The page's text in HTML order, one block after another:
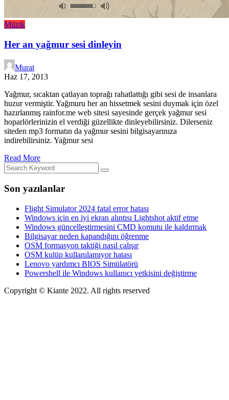
Müzik
Her an yağmur sesi dinleyin
Murat
Haz 17, 2013
Yağmur, sıcaktan çatlayan toprağı rahatlattığı gibi sesi de insanlara
huzur vermiştir. Yağmuru her an hissetmek sesini duymak için özel
hazırlanmış rainfor.me web sitesi sayesinde gerçek yağmur sesi
hoparlörlerinizin el verdiği güzellikte dinleyebilirsiniz. Dilerseniz
siteden mp3 formatın da yağmur sesini bilgisayarınıza
indirebilirsiniz. Yağmur sesi
Read More
Son yazılanlar
Flight Simulator 2024 fatal error hatası
Windows için en iyi ekran alıntısı Lightshot aktif etme
Windows güncelleştirmesini CMD komutu ile kaldırmak
Bilgisayar neden kapandığını öğrenme
OSM formasyon taktiği nasıl çalışır
OSM kulüp kullanılamıyor hatası
Lenovo yardımcı BIOS Simülatörü
Powershell ile Windows kullanıcı yetkisini değiştirme
Copyright © Kiante 2022. All rights reserved